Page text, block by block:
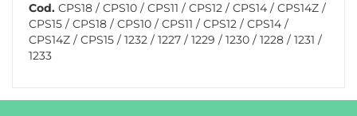
Cod. CPS18 / CPS10 / CPS11 / CPS12 / CPS14 / CPS14Z /
CPS15 / CPS18 / CPS10 / CPS11 / CPS12 / CPS14 /
CPS14Z / CPS15 / 1232 / 1227 / 1229 / 1230 / 1228 / 1231 /
1233